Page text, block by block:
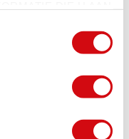
VAN HUN
WERD EEN
TE LATEN,
TIKJE